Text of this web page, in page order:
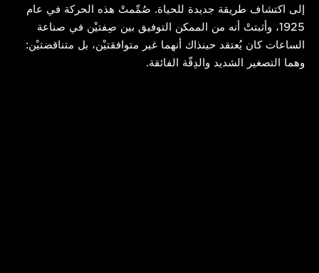
إلى اكتشاف طريقة جديدة للحياة. صُمِّمتْ هذه الحركة في عام
1925، وأثبتتْ أنه من الممكن التوفيق بين صِفتيْن في صناعة
الساعات كان يُعتقد حينذاك أنهما غير متوافقتيْن، بل متناقضتيْن:
وهما التصغير الشديد والدِقّة الفائقة.